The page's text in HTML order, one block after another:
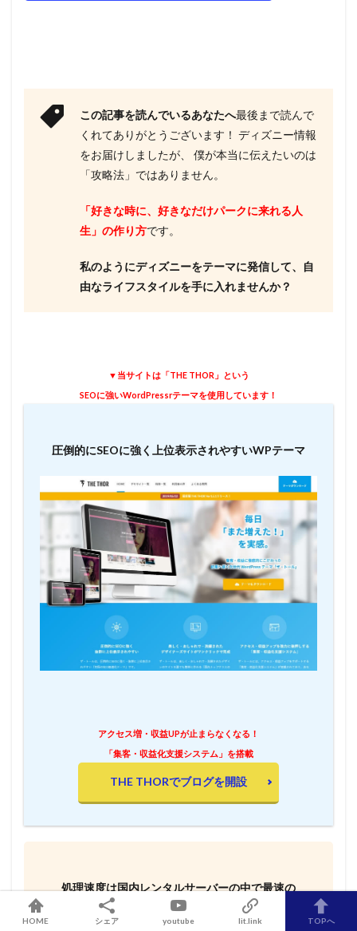
この記事を読んでいるあなたへ最後まで読んで
くれてありがとうございます！ ディズニー情報
をお届けしましたが、 僕が本当に伝えたいのは
「攻略法」ではありません。
「好きな時に、好きなだけパークに来れる人
生」の作り方です。
私のようにディズニーをテーマに発信して、自
由なライフスタイルを手に入れませんか？
▼当サイトは「THE THOR」という
SEOに強いWordPressrテーマを使用しています！
圧倒的にSEOに強く上位表示されやすいWPテーマ
アクセス増・収益UPが止まらなくなる！
「集客・収益化支援システム」を搭載
THE THORでブログを開設
処理速度は国内レンタルサーバーの中で最速の
ConoHa WING
HOME シェア youtube lit.link TOPへ